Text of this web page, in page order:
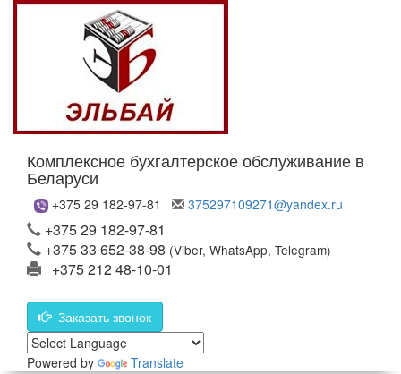
Комплексное бухгалтерское обслуживание в
Беларуси
+375 29 182-97-81 375297109271@yandex.ru
+375 29 182-97-81
+375 33 652-38-98 (Viber, WhatsApp, Telegram)
+375 212 48-10-01
Заказать звонок
Powered by Translate